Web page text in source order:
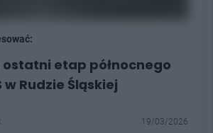
etap północnego
Rudzie Śląskiej
19/03/2026